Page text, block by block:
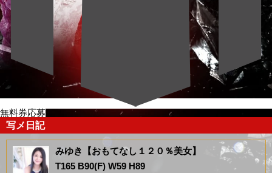
無料券応募
写メ日記
みゆき【おもてなし１２０％美女】
T165 B90(F) W59 H89